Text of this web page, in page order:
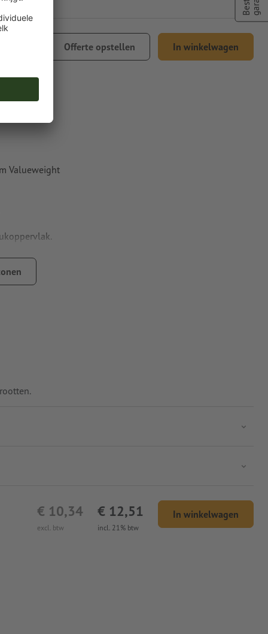
Offerte opstellen In winkelwagen
Valueweight
motieven
keren, zodat de opdruk zich aan de binnenkant bevindt.
excl. btw
€ 10,34
incl. 21% btw
€ 12,51 In winkelwagen